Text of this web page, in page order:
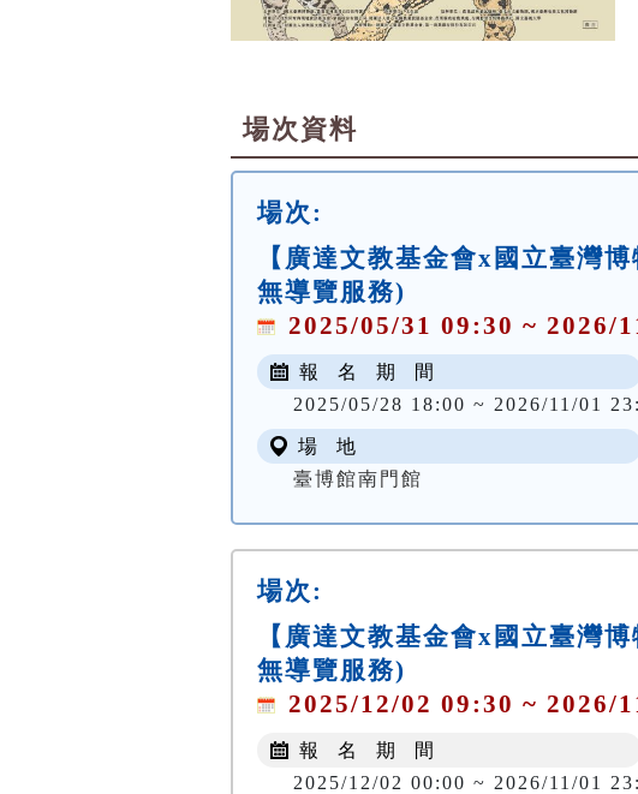
場次資料
場次:
【廣達文教基金會x國立臺灣
無導覽服務)
2025/05/31 09:30 ~ 2026/
報 名 期 間
2025/05/28 18:00 ~ 2026/11/01
場 地
臺博館南門館
場次:
【廣達文教基金會x國立臺灣
無導覽服務)
2025/12/02 09:30 ~ 2026/
報 名 期 間
2025/12/02 00:00 ~ 2026/11/01